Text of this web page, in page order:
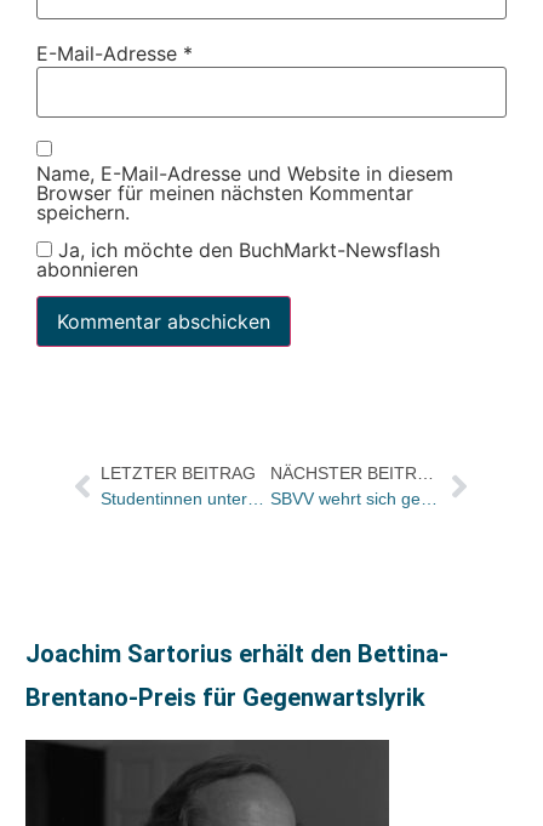
E-Mail-Adresse *
Name, E-Mail-Adresse und Website in diesem
Browser für meinen nächsten Kommentar
speichern.
Ja, ich möchte den BuchMarkt-Newsflash
abonnieren
LETZTER BEITRAG
Studentinnen untersuchen die Nutzung von Buchhandels-Fachzeitschriften
NÄCHSTER BEITRAG
SBVV wehrt sich gegen WEKO-Preisbindungsattacke
Joachim Sartorius erhält den Bettina-
Brentano-Preis für Gegenwartslyrik